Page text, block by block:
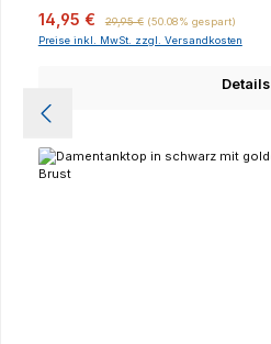
Verkaufspreis:
14,95 € 29,95 € (50.08% gespart)
Preise inkl. MwSt. zzgl. Versandkosten
Details